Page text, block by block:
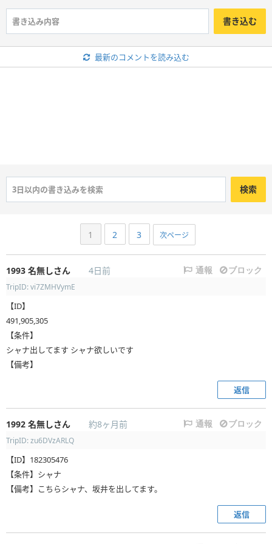
書き込む
最新のコメントを読み込む
検索
1 2 3 次ページ
1993 名無しさん 4日前 通報 ブロック
TripID: vi7ZMHVymE
【ID】
491,905,305
【条件】
シャナ出してます シャナ欲しいです
【備考】
返信
1992 名無しさん 約8ヶ月前 通報 ブロック
TripID: zu6DVzARLQ
【ID】182305476
【条件】シャナ
【備考】こちらシャナ、坂井を出してます。
返信